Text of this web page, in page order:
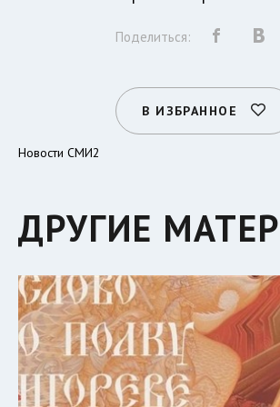
Поделиться:
В ИЗБРАННОЕ
Новости СМИ2
ДРУГИЕ